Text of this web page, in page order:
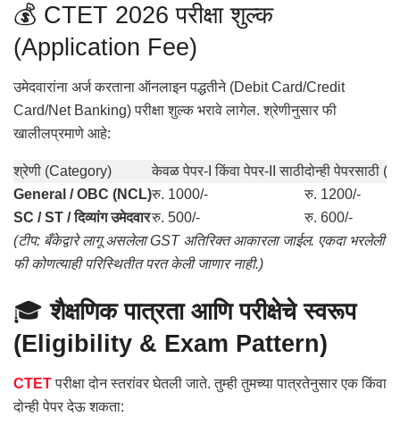
💰 CTET 2026 परीक्षा शुल्क
(Application Fee)
उमेदवारांना अर्ज करताना ऑनलाइन पद्धतीने (Debit Card/Credit
Card/Net Banking) परीक्षा शुल्क भरावे लागेल. श्रेणीनुसार फी
खालीलप्रमाणे आहे:
श्रेणी (Category) केवळ पेपर-I किंवा पेपर-II साठीदोन्ही पेपरसाठी
General / OBC (NCL)रु. 1000/-
रु. 1200/-
SC / ST / दिव्यांग उमेदवाररु. 500/-
रु. 600/-
(टीप: बँकेद्वारे लागू असलेला GST अतिरिक्त आकारला जाईल. एकदा भरलेली
फी कोणत्याही परिस्थितीत परत केली जाणार नाही.)
🎓शैक्षणिक पात्रता आणि परीक्षेचे स्वरूप
(Eligibility & Exam Pattern)
CTETपरीक्षा दोन स्तरांवर घेतली जाते. तुम्ही तुमच्या पात्रतेनुसार एक किंवा
दोन्ही पेपर देऊ शकता: